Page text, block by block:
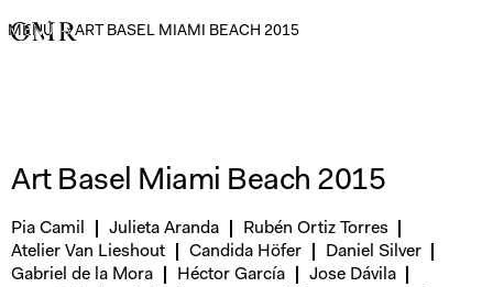
MENÚ →ART BASEL MIAMI BEACH 2015
Art Basel Miami Beach 2015
Pia Camil Julieta Aranda
Rubén Ortiz Torres
Atelier Van Lieshout
Candida Höfer
Daniel Silver
Gabriel de la Mora
Héctor García
Jose Dávila